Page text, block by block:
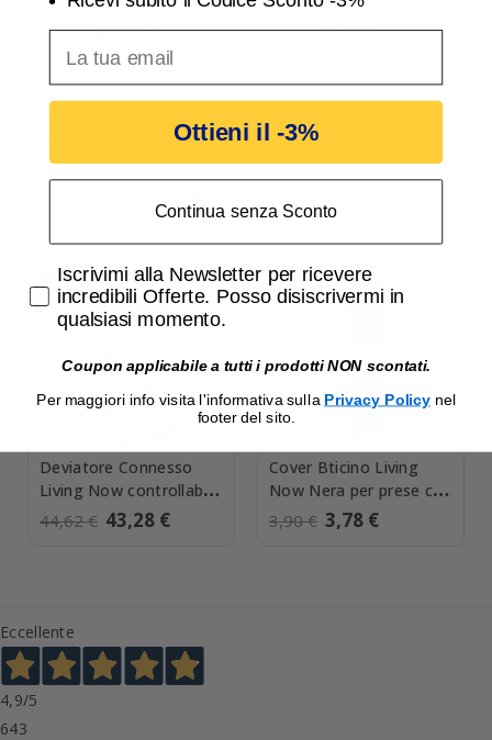
led estraibile Bticino
Living Now K4380
82,50 € 80,03 €
Living Now Bianco da
completare con K4950
2,14 € 2,08 €
I clienti che hanno acquistato
questo prodotto hanno
-3%
Deviatore Connesso
Living Now controllabile
da remoto Bticino
K4003C
44,62 € 43,28 €
-3%
Cover Bticino Living
Now Nera per prese con
due ingressi USB KG13C
3,90 € 3,78 €
Eccellente
4,9/5
643
inserisci indirizzo Email per ricevere uno
Ottieni il -3%
Continua senza Sconto
Accetta di ricevere email promozionali
Iscrivimi alla Newsletter per ricevere
incredibili Offerte. Posso disiscrivermi in
qualsiasi momento.
Coupon applicabile a tutti i prodotti NON scontati.
Per maggiori info visita l'informativa sulla Privacy Policy nel
footer del sito.